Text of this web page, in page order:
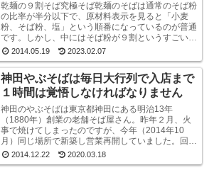
乾麺の９割そば究極そば乾麺のそばは通常のそば粉
の比率が半分以下で、原材料表示を見ると「小麦
粉、そば粉、塩」という順番になっているのが普通
です。しかし、中にはそば粉が９割というすごい乾
麺のそばもあるんですね。味も香りもなかなかよい
です山本食品...
2014.05.19 2023.02.07
神田やぶそばは毎日大行列で入店まで
１時間は覚悟しなければなりません
神田のやぶそばは東京都神田にある明治13年
（1880年）創業の老舗そば屋さん。昨年２月、火
事で焼けてしまったのですが、今年（2014年10
月）同じ場所で新築し営業再開していました。回り
は高層ビルばかりという都内一等地に、ビルではな
く平屋のよ...
2014.12.22 2020.03.18